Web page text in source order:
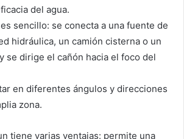
del agua.
sencillo: se conecta a una fuente de
hidráulica, un camión cisterna o un
se dirige el cañón hacia el foco del
en diferentes ángulos y direcciones
zona.
tiene varias ventajas: permite una